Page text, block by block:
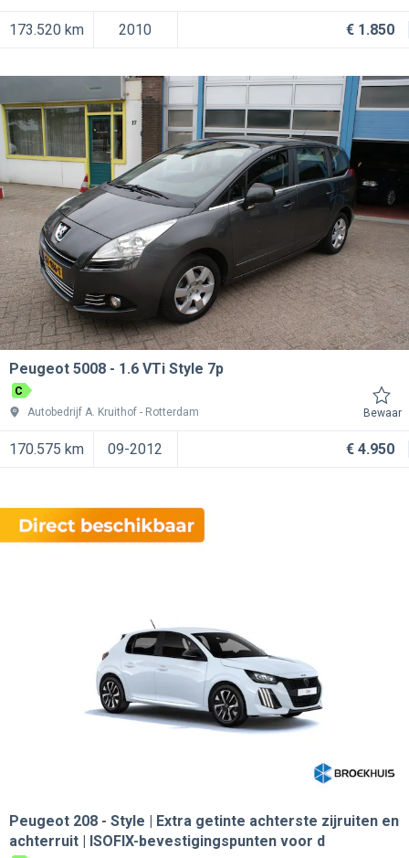
173.520 km 2010 € 1.850
Peugeot 5008 1.6 VTi Style 7p
C
Autobedrijf A. Kruithof
Rotterdam Bewaar
170.575 km 09-2012 € 4.950
Peugeot 208
Style | Extra getinte achterste zijruiten en
achterruit | ISOFIX-bevestigingspunten voor d